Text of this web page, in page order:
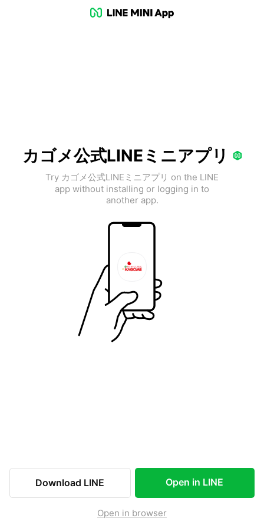
カゴメ公式LINEミニアプリ
Try カゴメ公式LINEミニアプリ on the LINE
app without installing or logging in to
another app.
Download LINE Open in LINE
Open in browser